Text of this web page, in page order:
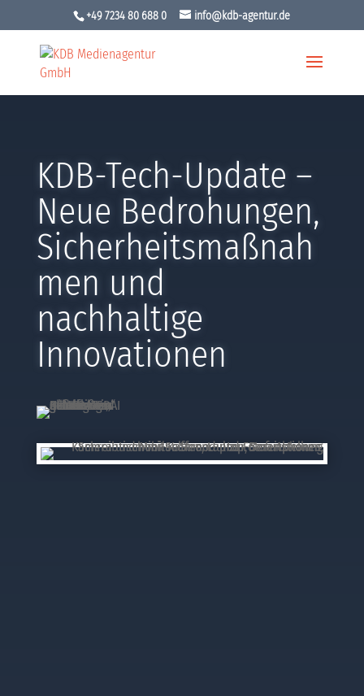
+49 7234 80 688 0 info@kdb-agentur.de
KDB-Tech-Update –
Neue Bedrohungen,
Sicherheitsmaßnah
men und
nachhaltige
Innovationen